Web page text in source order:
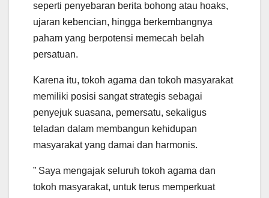
seperti penyebaran berita bohong atau hoaks,
ujaran kebencian, hingga berkembangnya
paham yang berpotensi memecah belah
persatuan.
Karena itu, tokoh agama dan tokoh masyarakat
memiliki posisi sangat strategis sebagai
penyejuk suasana, pemersatu, sekaligus
teladan dalam membangun kehidupan
masyarakat yang damai dan harmonis.
” Saya mengajak seluruh tokoh agama dan
tokoh masyarakat, untuk terus memperkuat